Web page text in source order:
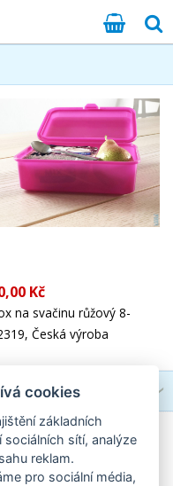
Kč
na svačinu růžový 8-
Česká výroba
Nastavení cookies
cookies
základních
sítí, analýze
reklam.
pro sociální média,